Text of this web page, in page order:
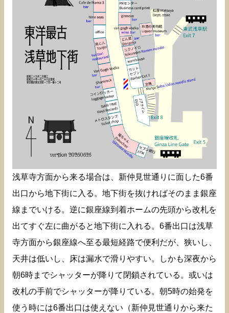
浅草寺方面から来る場合は、新仲見世通りに面した6番
出口から地下街に入る。地下街を抜ければそのまま銀座
線までいける。逆に銀座線到着ホームの先頭から改札を
出てすぐ左に曲がると地下街に入れる。6番出口は浅草
寺方面から銀座線へ至る最短経路で便利だが、狭いし、
天井は低いし、床は漏水で滑りやすい。しかも深夜から
朝6時までシャッターが降りて閉鎖されている。或いは
改札の手前でシャッターが降りている。朝5時の始発を
使う時には6番出口は使えない（新仲見世通りから来た